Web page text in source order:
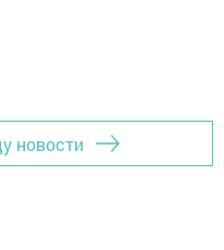
новости